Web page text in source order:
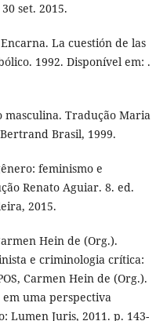
set. 2015.
La cuestión de las
1992. Disponível em: .
masculina. Tradução Maria
Brasil, 1999.
feminismo e
Renato Aguiar. 8. ed.
2015.
Hein de (Org.).
e criminologia crítica:
Carmen Hein de (Org.).
uma perspectiva
Lumen Juris, 2011. p. 143-